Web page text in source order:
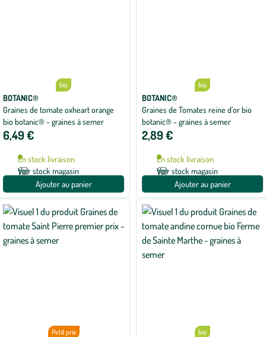
bio
BOTANIC®
Graines de tomate oxheart orange
bio botanic® - graines à semer
6,49 €
En stock livraison
Voir stock magasin
Ajouter au panier
bio
BOTANIC®
Graines de Tomates reine d’or bio
botanic® - graines à semer
2,89 €
En stock livraison
Voir stock magasin
Ajouter au panier
Petit prix bio